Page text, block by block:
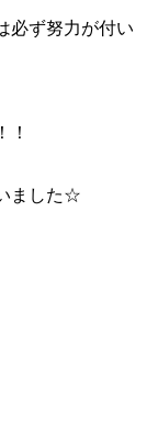
必ず努力が付い
！
ました☆